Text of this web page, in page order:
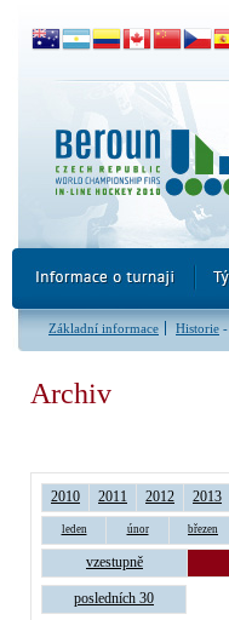
Základní informace Historie -
Archiv
2010 2011 2012 2013
leden únor březen
vzestupně
posledních 30